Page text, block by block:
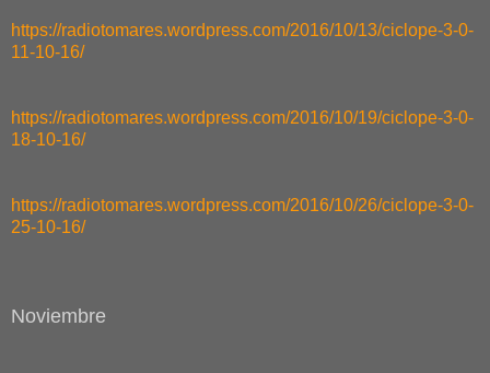
https://radiotomares.wordpress.com/2016/10/13/ciclope-3-0-
11-10-16/
https://radiotomares.wordpress.com/2016/10/19/ciclope-3-0-
18-10-16/
https://radiotomares.wordpress.com/2016/10/26/ciclope-3-0-
25-10-16/
Noviembre